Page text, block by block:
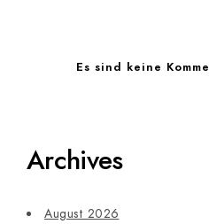
Es sind keine
Archives
August 2026